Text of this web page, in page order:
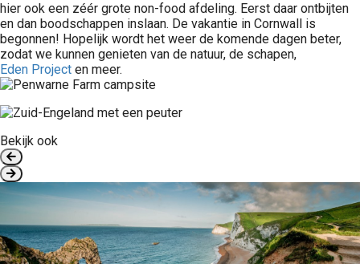
hier ook een zéér grote non-food afdeling. Eerst daar ontbijten
en dan boodschappen inslaan. De vakantie in Cornwall is
begonnen! Hopelijk wordt het weer de komende dagen beter,
zodat we kunnen genieten van de natuur, de schapen,
Eden Project en meer.
Bekijk ook